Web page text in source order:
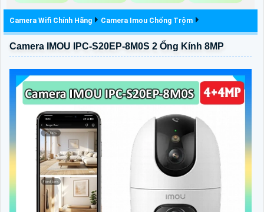
Imou
Camera Wifi Chính Hãng Camera Imou Chống Trộm
Camera IMOU IPC-S20EP-8M0S 2 Ống Kính 8MP